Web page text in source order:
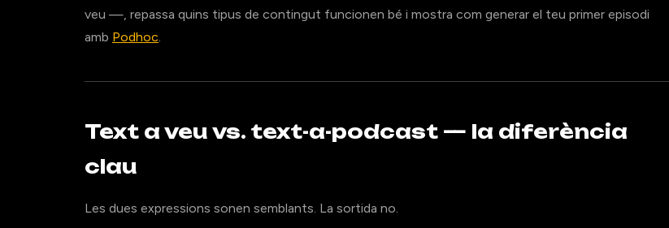
veu —, repassa quins tipus de contingut funcionen bé i mostra com generar el teu primer episodi
amb Podhoc.
Text a veu vs. text-a-podcast — la diferència
clau
Les dues expressions sonen semblants. La sortida no.